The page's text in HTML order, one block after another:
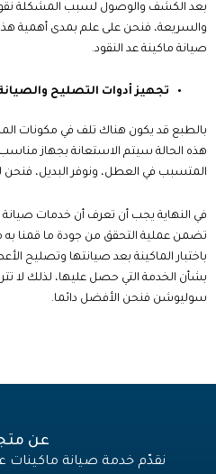
بعد الكشف والوصول لسبب المشكلة
والسريعة، فنحن على علم بمدى أهمية
صيانة ماكينة عد النقود.
تجهيز أدوات التصليح
بالطبع قد يكون هناك تلف في مكونات
هذه الحالة سيتم الاستعانة بجهاز
المتسبب في العطل، ونوفر البديل، فنحن
في النهاية يجب أن تعرف أن خدمات صيانة
تضمن عملية التحقق من جودة ما قمنا به
باختبار الماكينة بعد صيانتها وتصليح
بشأن الخدمة التي حصل عليها، لذلك لا
سوليوشن فنحن الأفضل دائما.
عن
نقدّم خدمة صيانة